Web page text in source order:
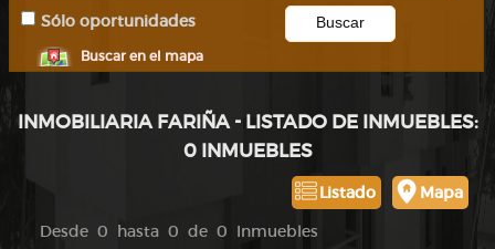
Sólo oportunidades
Buscar en el mapa
INMOBILIARIA FARIÑA - LISTADO DE INMUEBLES:
0 INMUEBLES
Mapa
Listado
Desde 0 hasta 0 de 0 Inmuebles